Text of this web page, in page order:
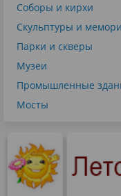
Соборы и кирхи
Скульптуры и
Парки и скверы
Музеи
Промышленные
Мосты